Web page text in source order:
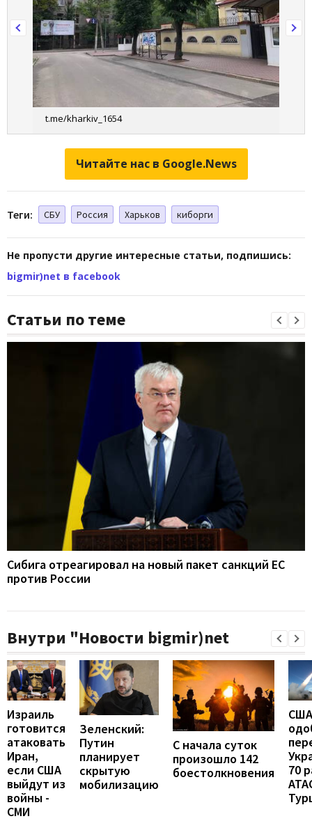
t.me/kharkiv_1654
Читайте нас в Google.News
Теги: СБУ Россия Харьков киборги
Не пропусти другие интересные статьи, подпишись:
bigmir)net в facebook
Статьи по теме
Сибига отреагировал на новый пакет санкций ЕС
против России
Внутри "Новости bigmir)net
Израиль
готовится
атаковать
Иран,
если США
выйдут из
войны -
СМИ
Зеленский:
Путин
планирует
скрытую
мобилизацию
С начала суток
произошло 142
боестолкновения
США
70